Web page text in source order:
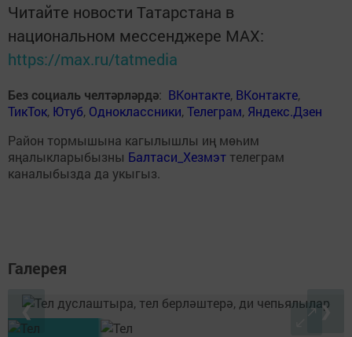
Читайте новости Татарстана в
национальном мессенджере MАХ:
https://max.ru/tatmedia
Без социаль челтәрләрдә: ВКонтакте, ВКонтакте,
ТикТок, Ютуб, Одноклассники,Телеграм, Яндекс.Дзен
Район тормышына кагылышлы иң мөһим
яңалыкларыбызны Балтаси_Хезмэт телеграм
каналыбызда да укыгыз.
Галерея
❮ ❯